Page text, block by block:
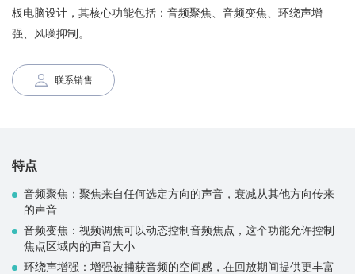
板电脑设计，其核心功能包括：音频聚焦、音频变焦、环绕声增
强、风噪抑制。
联系销售
特点
音频聚焦：聚焦来自任何选定方向的声音，衰减从其他方向传来
的声音
音频变焦：视频调焦可以动态控制音频焦点，这个功能允许控制
焦点区域内的声音大小
环绕声增强：增强被捕获音频的空间感，在回放期间提供更丰富